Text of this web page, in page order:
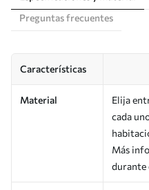
Preguntas frecuentes
Características
Material
Elija
cada
Más
durante